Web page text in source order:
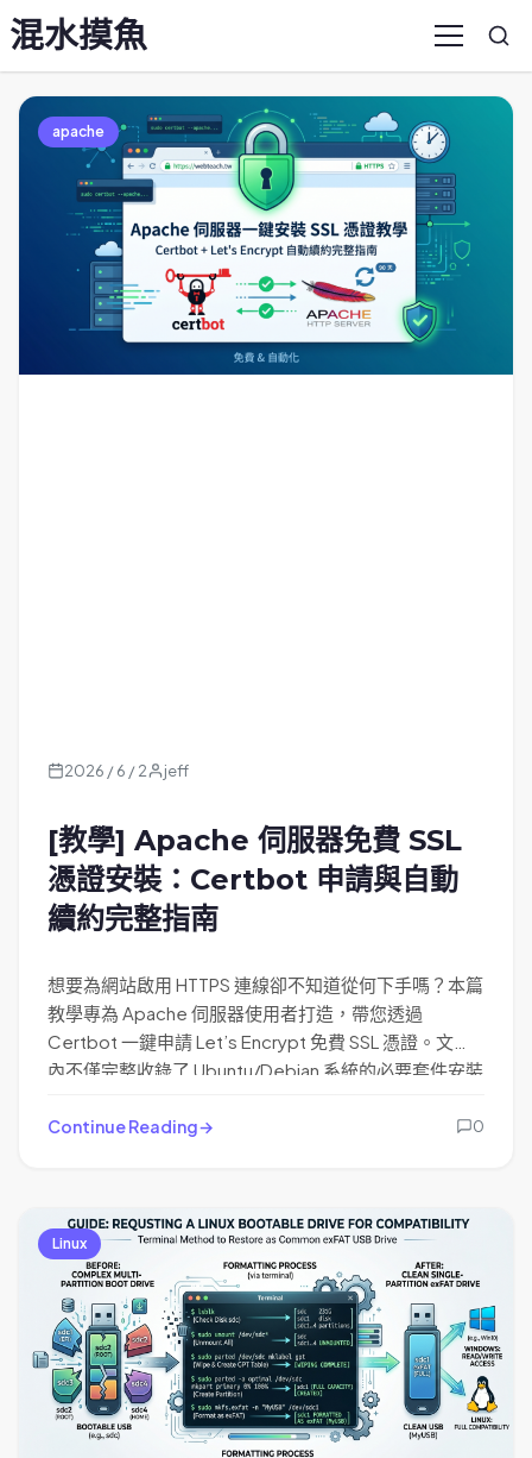
混水摸魚 Menu
apache
2026 / 6 / 2 jeff
[教學] Apache 伺服器免費 SSL
憑證安裝：Certbot 申請與自動
續約完整指南
想要為網站啟用 HTTPS 連線卻不知道從何下手嗎？本篇
教學專為 Apache 伺服器使用者打造，帶您透過
Certbot 一鍵申請 Let’s Encrypt 免費 SSL 憑證。文章
內不僅完整收錄了 Ubuntu/Debian 系統的必要套件安裝
帶您實測「憑證自動續約」功能。跟著步驟走，只需幾
Continue Reading 0
Linux